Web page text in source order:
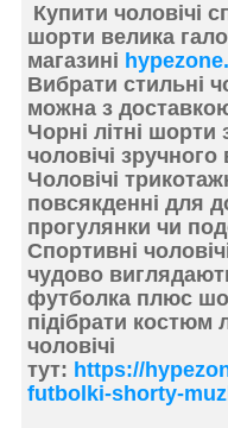
Купити чоловічі
шорти велика
магазині
Вибрати стильні
можна з
Чорні літні
чоловічі
Чоловічі
повсякденні для
прогулянки чи
Спортивні
чудово
футболка плюс
підібрати костюм
чоловічі
тут: https://
futbolki-shorty-